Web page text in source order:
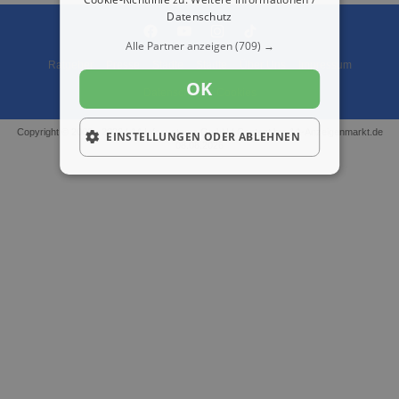
Ratgeber Impressum
Datenschutz
Copyright © 2000 - 2026 | 1A Infosysteme GmbH | Content by: 1A-Anzeigenmarkt.de
Datenschutz
Alle Partner anzeigen(709) →
OK
EINSTELLUNGEN ODER ABLEHNEN